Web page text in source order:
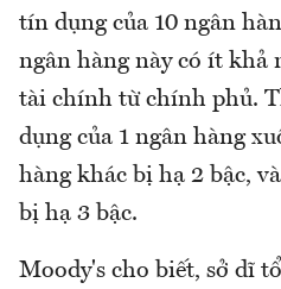
tín dụng của 10 ngân
ngân hàng này có ít khả
tài chính từ chính phủ.
dụng của 1 ngân hàng
hàng khác bị hạ 2 bậc,
bị hạ 3 bậc.
Moody's cho biết, sở dĩ